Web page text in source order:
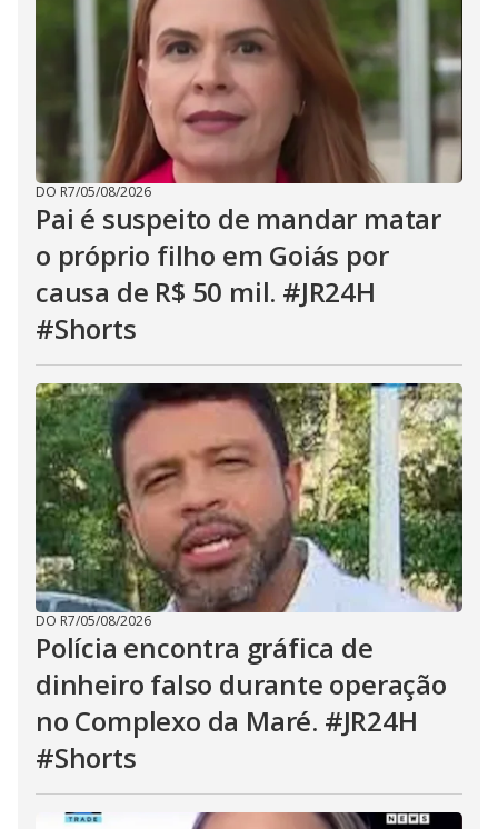
DO R7/05/08/2026
Pai é suspeito de mandar matar
o próprio filho em Goiás por
causa de R$ 50 mil. #JR24H
#Shorts
DO R7/05/08/2026
Polícia encontra gráfica de
dinheiro falso durante operação
no Complexo da Maré. #JR24H
#Shorts